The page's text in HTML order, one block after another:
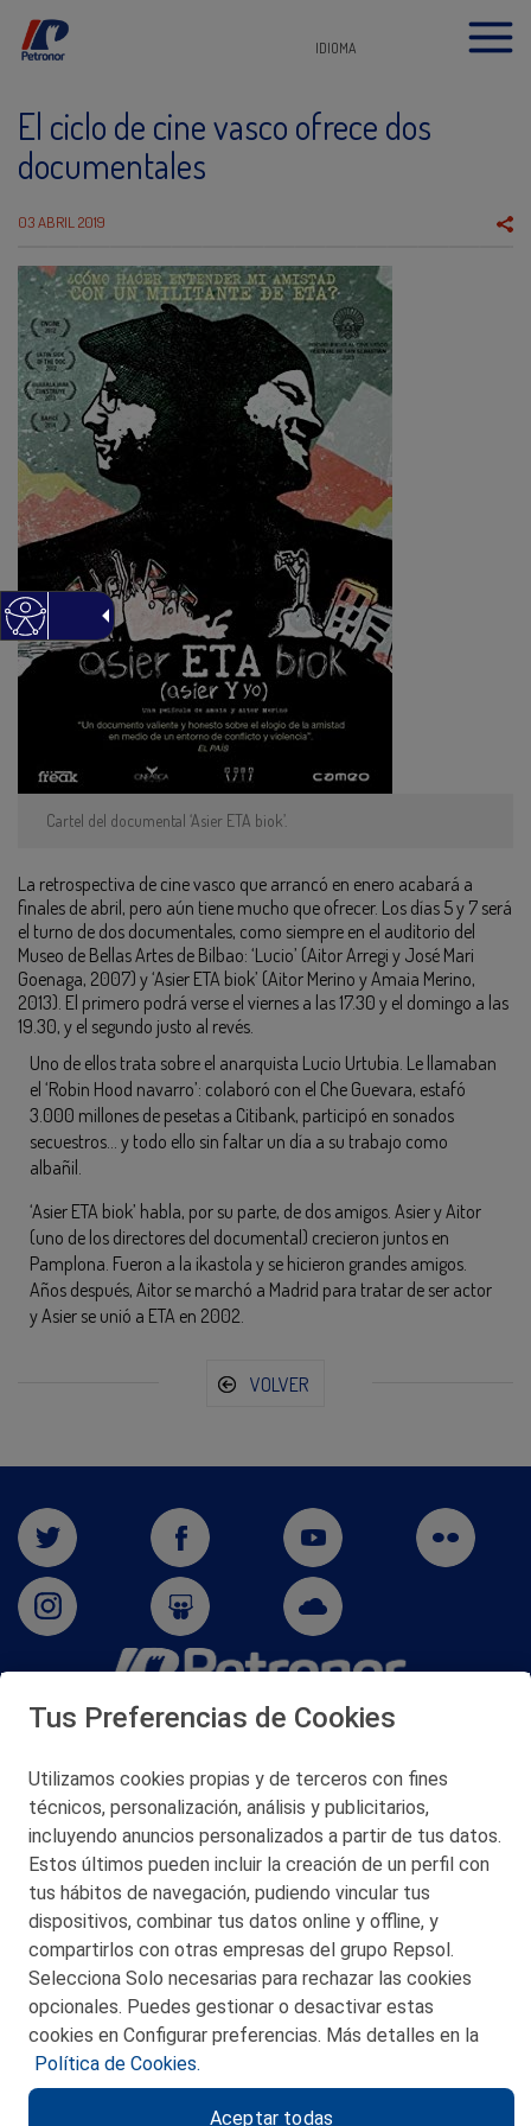
IDIOMA
El ciclo de cine vasco ofrece dos
documentales
03 ABRIL 2019
Cartel del documental ‘Asier ETA biok’.
La retrospectiva de cine vasco que arrancó en enero acabará a
finales de abril, pero aún tiene mucho que ofrecer. Los días 5 y 7 será
el turno de dos documentales, como siempre en el auditorio del
Museo de Bellas Artes de Bilbao: ‘Lucio’ (Aitor Arregi y José Mari
Goenaga, 2007) y ‘Asier ETA biok’ (Aitor Merino y Amaia Merino,
2013). El primero podrá verse el viernes a las 17.30 y el domingo a las
19.30, y el segundo justo al revés.
Uno de ellos trata sobre el anarquista Lucio Urtubia. Le llamaban
el ‘Robin Hood navarro’: colaboró con el Che Guevara, estafó
3.000 millones de pesetas a Citibank, participó en sonados
secuestros… y todo ello sin faltar un día a su trabajo como
albañil.
‘Asier ETA biok’ habla, por su parte, de dos amigos. Asier y Aitor
(uno de los directores del documental) crecieron juntos en
Pamplona. Fueron a la ikastola y se hicieron grandes amigos.
Años después, Aitor se marchó a Madrid para tratar de ser actor
y Asier se unió a ETA en 2002.
VOLVER
San Martín 5-Edificio Muñatones,
© 2026 Petronor S.A.
CONTACTO
MAPA WEB
POLITICA DE PRIVACIDAD
Tus Preferencias de Cookies
Utilizamos cookies propias y de terceros con fines
técnicos, personalización, análisis y publicitarios,
incluyendo anuncios personalizados a partir de tus datos.
Estos últimos pueden incluir la creación de un perfil con
tus hábitos de navegación, pudiendo vincular tus
dispositivos, combinar tus datos online y offline, y
compartirlos con otras empresas del grupo Repsol.
Selecciona Solo necesarias para rechazar las cookies
opcionales. Puedes gestionar o desactivar estas
cookies en Configurar preferencias. Más detalles en la
Política de Cookies.
Aceptar todas